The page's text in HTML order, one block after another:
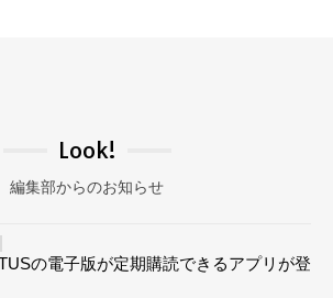
Look!
編集部からのお知らせ
の電子版が定期購読できるアプリが登